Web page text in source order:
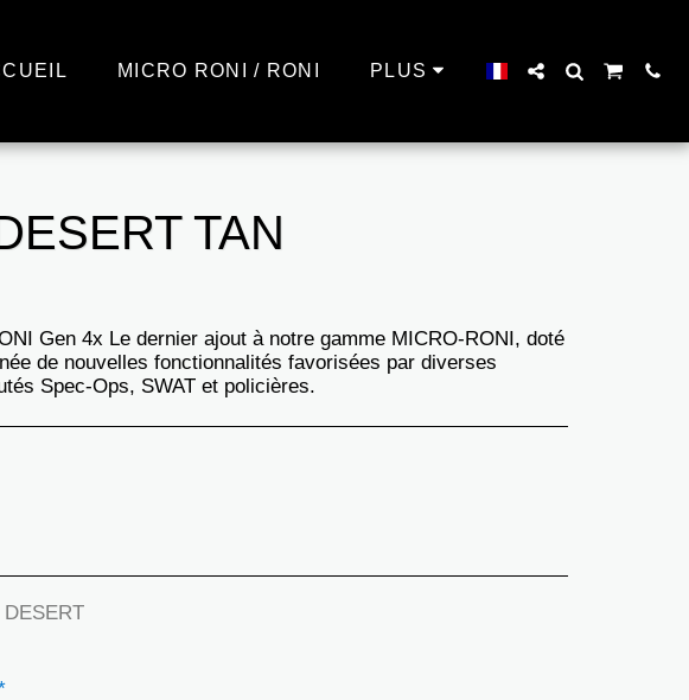
MICRO RONI / RONI PLUS
TAN
Gen 4x Le dernier ajout à notre gamme MICRO-RONI, doté
de nouvelles fonctionnalités favorisées par diverses
Spec-Ops, SWAT et policières.
DESERT